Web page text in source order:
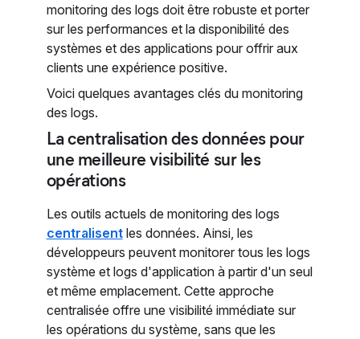
monitoring des logs doit être robuste et porter
sur les performances et la disponibilité des
systèmes et des applications pour offrir aux
clients une expérience positive.
Voici quelques avantages clés du monitoring
des logs.
La centralisation des données pour
une meilleure visibilité sur les
opérations
Les outils actuels de monitoring des logs
centralisentles données. Ainsi, les
développeurs peuvent monitorer tous les logs
système et logs d'application à partir d'un seul
et même emplacement. Cette approche
centralisée offre une visibilité immédiate sur
les opérations du système, sans que les